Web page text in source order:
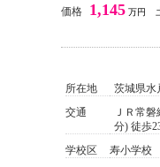
価格 1,145 万円
所在地
茨城県水
交通
ＪＲ常
分) 徒歩
学校区
寿小学校